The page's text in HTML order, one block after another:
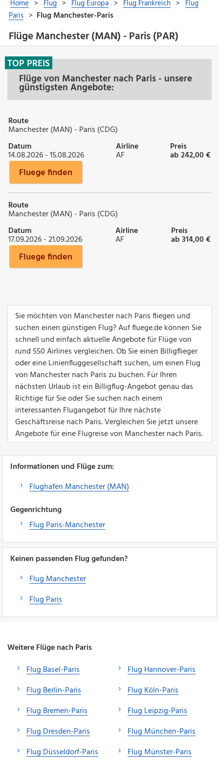
Flüge Manchester (MAN) - Paris (PAR)
Flüge von Manchester nach Paris - unsere
günstigsten Angebote:
TOP PREIS
Route
Manchester (MAN) - Paris (CDG)
Datum
14.08.2026 - 15.08.2026
Airline
AF
Preis
ab 242,00 €
Fluege finden
Route
Manchester (MAN) - Paris (CDG)
Datum
17.09.2026 - 21.09.2026
Airline
AF
Preis
ab 314,00 €
Fluege finden
Sie möchten von Manchester nach Paris fliegen und
suchen einen günstigen Flug? Auf fluege.de können Sie
schnell und einfach aktuelle Angebote für Flüge von
rund 550 Airlines vergleichen. Ob Sie einen Billigflieger
oder eine Linienfluggesellschaft suchen, um einen Flug
von Manchester nach Paris zu buchen. Für Ihren
nächsten Urlaub ist ein Billigflug-Angebot genau das
Richtige für Sie oder Sie suchen nach einem
interessanten Flugangebot für Ihre nächste
Geschäftsreise nach Paris. Vergleichen Sie jetzt unsere
Angebote für eine Flugreise von Manchester nach Paris.
Informationen und Flüge zum:
Flughafen Manchester (MAN)
Gegenrichtung
Flug Paris-Manchester
Keinen passenden Flug gefunden?
Flug Manchester
Flug Paris
Weitere Flüge nach Paris
Flug Basel-Paris
Flug Berlin-Paris
Flug Bremen-Paris
Flug Dresden-Paris
Flug Düsseldorf-Paris
Flug Hannover-Paris
Flug Köln-Paris
Flug Leipzig-Paris
Flug München-Paris
Flug Münster-Paris